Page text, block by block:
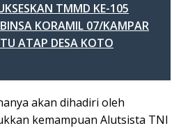
TMMD KE-105
KORAMIL 07/KAMPAR
ATAP DESA KOTO
akan dihadiri oleh
kemampuan Alutsista TNI